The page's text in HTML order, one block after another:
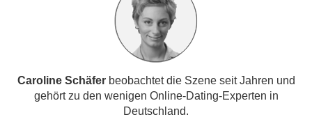
Caroline Schäferbeobachtet die Szene seit Jahren und
gehört zu den wenigen Online-Dating-Experten in
Deutschland.